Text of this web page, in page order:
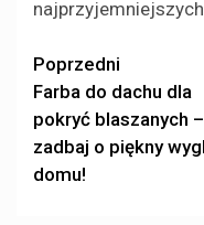
Zobacz
wpisy
Poprzedni
Farba do dachu dla
pokryć blaszanych –
zadbaj o piękny
domu!